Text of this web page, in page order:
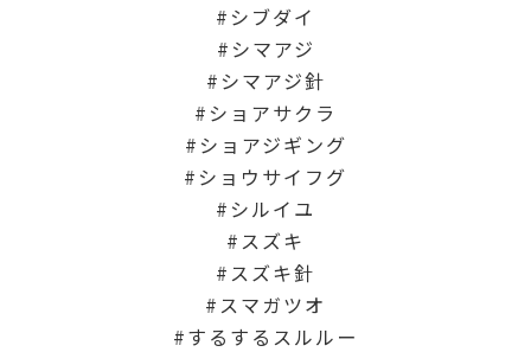
シブダイ
シマアジ
シマアジ針
ショアサクラ
ショアジギング
ショウサイフグ
シルイユ
スズキ
スズキ針
スマガツオ
するするスルルー